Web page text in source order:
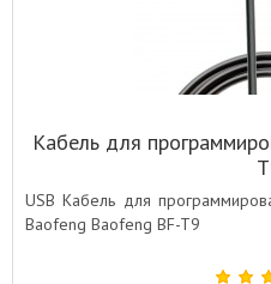
Кабель для
USB Кабель для
Baofeng Baofeng BF-T9